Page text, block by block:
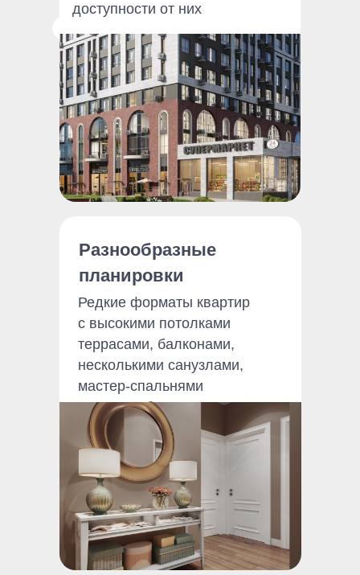
Разнообразные
планировки
Редкие форматы квартир
с высокими потолками
террасами, балконами,
несколькими санузлами,
мастер-спальнями
и гардеробными
Разные
классы
жилья
В наших районах представлены
дома бизнес-, комфорт-
и стандарт-класса
доступности от них